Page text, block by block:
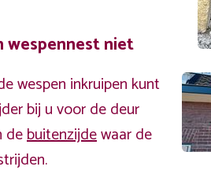
wespennest niet
wespen inkruipen kunt
bij u voor de deur
debuitenzijdewaar de